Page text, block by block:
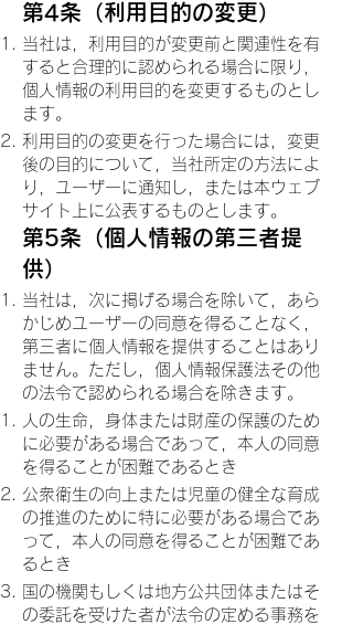
第4条（利用目的の変更）
当社は，利用目的が変更前と関連性を有
すると合理的に認められる場合に限り，
個人情報の利用目的を変更するものとし
ます。
利用目的の変更を行った場合には，変更
後の目的について，当社所定の方法によ
り，ユーザーに通知し，または本ウェブ
サイト上に公表するものとします。
第5条（個人情報の第三者提
供）
当社は，次に掲げる場合を除いて，あら
かじめユーザーの同意を得ることなく，
第三者に個人情報を提供することはあり
ません。ただし，個人情報保護法その他
の法令で認められる場合を除きます。
人の生命，身体または財産の保護のため
に必要がある場合であって，本人の同意
を得ることが困難であるとき
公衆衛生の向上または児童の健全な育成
の推進のために特に必要がある場合であ
って，本人の同意を得ることが困難であ
るとき
国の機関もしくは地方公共団体またはそ
の委託を受けた者が法令の定める事務を